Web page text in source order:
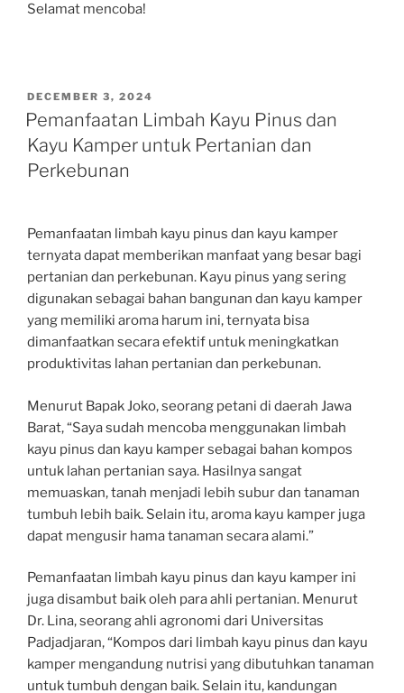
Selamat mencoba!
POSTED
ON
DECEMBER 3, 2024
Pemanfaatan Limbah Kayu Pinus dan
Kayu Kamper untuk Pertanian dan
Perkebunan
Pemanfaatan limbah kayu pinus dan kayu kamper
ternyata dapat memberikan manfaat yang besar bagi
pertanian dan perkebunan. Kayu pinus yang sering
digunakan sebagai bahan bangunan dan kayu kamper
yang memiliki aroma harum ini, ternyata bisa
dimanfaatkan secara efektif untuk meningkatkan
produktivitas lahan pertanian dan perkebunan.
Menurut Bapak Joko, seorang petani di daerah Jawa
Barat, “Saya sudah mencoba menggunakan limbah
kayu pinus dan kayu kamper sebagai bahan kompos
untuk lahan pertanian saya. Hasilnya sangat
memuaskan, tanah menjadi lebih subur dan tanaman
tumbuh lebih baik. Selain itu, aroma kayu kamper juga
dapat mengusir hama tanaman secara alami.”
Pemanfaatan limbah kayu pinus dan kayu kamper ini
juga disambut baik oleh para ahli pertanian. Menurut
Dr. Lina, seorang ahli agronomi dari Universitas
Padjadjaran, “Kompos dari limbah kayu pinus dan kayu
kamper mengandung nutrisi yang dibutuhkan tanaman
untuk tumbuh dengan baik. Selain itu, kandungan